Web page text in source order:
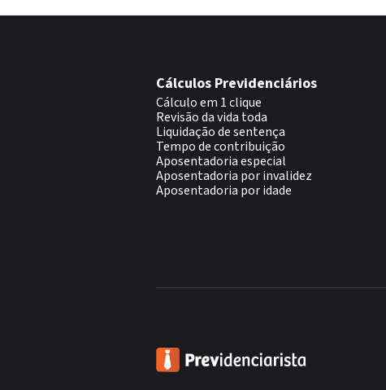
Cálculos Previdenciários
Cálculo em 1 clique
Revisão da vida toda
Liquidação de sentença
Tempo de contribuição
Aposentadoria especial
Aposentadoria por invalidez
Aposentadoria por idade